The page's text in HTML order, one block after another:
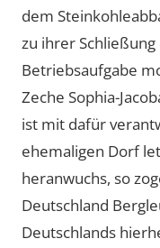
dem
zu ihrer
Betriebsaufgabe
Zeche Sophia-
ist mit dafür
ehemaligen Dorf
heranwuchs, so
Deutschland
Deutschlands